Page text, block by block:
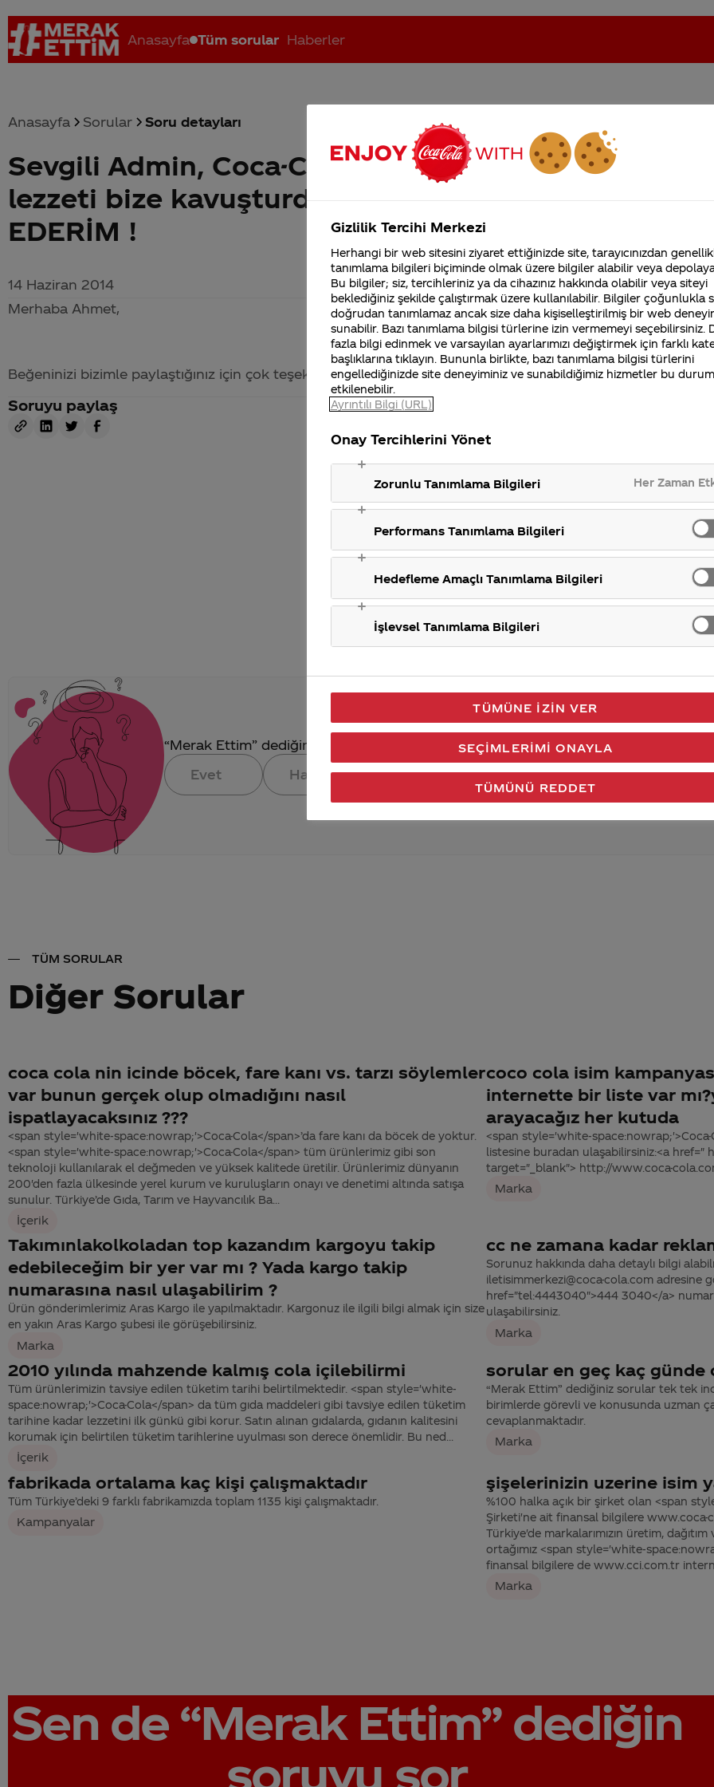
Anasayfa Tüm sorular Haberler
Coca-Cola nerenin malı? Coca cola İsrail malı mı Yani ... Coca-Cola'nın Filistin'de fabr... Coca-Cola’yı kim buldu?
Anasayfa Sorular Soru detayları
Sevgili Admin, Coca-Cola'ya aşığım nerdeyse.Bu
lezzeti bize kavuşturduğunuz için ; TEŞEKKUR
EDERİM !
14 Haziran 2014
Merhaba Ahmet,
Beğeninizi bizimle paylaştığınız için çok teşekkür ederiz.J
Soruyu paylaş
“Merak Ettim” dediğin konuya verdiğimiz cevap aklındaki soru işaretlerini giderdi
Evet
Hayır Gönder
TÜM SORULAR
Diğer Sorular
coca cola nin icinde böcek, fare kanı vs. tarzı söylemler
var bunun gerçek olup olmadığını nasıl
ispatlayacaksınız ???
<span style='white-space:nowrap;'>Coca-Cola</span>’da fare kanı da böcek de yoktur.
<span style='white-space:nowrap;'>Coca-Cola</span> tüm ürünlerimiz gibi son
teknoloji kullanılarak el değmeden ve yüksek kalitede üretilir. Ürünlerimiz dünyanın
200'den fazla ülkesinde yerel kurum ve kuruluşların onayı ve denetimi altında satışa
sunulur. Türkiye’de Gıda, Tarım ve Hayvancılık Ba...
İçerik
coco cola isim
internette bir liste var
arayacağız her kutuda
<span style='white-
listesine buradan ulaşabilirsiniz:<a
target="_blank"> http://www.coca-
Marka
Takımınlakolkoladan top kazandım kargoyu takip
edebileceğim bir yer var mı ? Yada kargo takip
numarasına nasıl ulaşabilirim ?
Ürün gönderimlerimiz Aras Kargo ile yapılmaktadır. Kargonuz ile ilgili bilgi almak için size
en yakın Aras Kargo şubesi ile görüşebilirsiniz.
Marka
cc ne zamana kadar
Sorunuz hakkında daha detaylı bilgi
iletisimmerkezi@coca-cola.com adresine
href="tel:4443040">444 3040</a>
ulaşabilirsiniz.
Marka
2010 yılında mahzende kalmış cola içilebilirmi
Tüm ürünlerimizin tavsiye edilen tüketim tarihi belirtilmektedir. <span style='white-
space:nowrap;'>Coca-Cola</span> da tüm gıda maddeleri gibi tavsiye edilen tüketim
tarihine kadar lezzetini ilk günkü gibi korur. Satın alınan gıdalarda, gıdanın kalitesini
korumak için belirtilen tüketim tarihlerine uyulması son derece önemlidir. Bu ned...
İçerik
sorular en geç kaç günde
“Merak Ettim” dediğiniz sorular tek tek
birimlerde görevli ve konusunda uzman
cevaplanmaktadır.
Marka
fabrikada ortalama kaç kişi çalışmaktadır
Tüm Türkiye’deki 9 farklı fabrikamızda toplam 1135 kişi çalışmaktadır.
Kampanyalar
şişelerinizin uzerine isim
%100 halka açık bir şirket olan <span
Şirketi'ne ait finansal bilgilere
Türkiye'de markalarımızın üretim,
ortağımız <span style='white-
finansal bilgilere de www.cci.com.tr
Marka
Sen de “Merak Ettim”dediğin
soruyu sor
Coca-Cola Şirketi
merak ettikleriniz.
Fabrikalarımız,
sertifikalarımız, faaliyet
gösterdiğimiz ülkeler,
tarihçemiz ve daha
Gizlilik Tercihi Merkezi
Herhangi bir web sitesini ziyaret ettiğinizde site, tarayıcınızdan
tanımlama bilgileri biçiminde olmak üzere bilgiler alabilir veya
Bu bilgiler; siz, tercihleriniz ya da cihazınız hakkında olabilir veya siteyi
beklediğiniz şekilde çalıştırmak üzere kullanılabilir. Bilgiler çoğunlukla
doğrudan tanımlamaz ancak size daha kişiselleştirilmiş bir web
sunabilir. Bazı tanımlama bilgisi türlerine izin vermemeyi seçebilirsiniz.
fazla bilgi edinmek ve varsayılan ayarlarımızı değiştirmek için farklı
başlıklarına tıklayın. Bununla birlikte, bazı tanımlama bilgisi türlerini
engellediğinizde site deneyiminiz ve sunabildiğimiz hizmetler bu
etkilenebilir.
Ayrıntılı Bilgi (URL)
Onay Tercihlerini Yönet
Zorunlu Tanımlama Bilgileri Her Zaman
Performans Tanımlama Bilgileri
Hedefleme Amaçlı Tanımlama Bilgileri
İşlevsel Tanımlama Bilgileri
TÜMÜNE İZIN VER
TÜMÜNÜ REDDET
SEÇIMLERIMI ONAYLA